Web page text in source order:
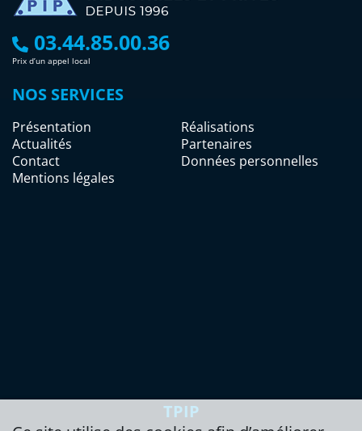
03.44.85.00.36
Prix d’un appel local
NOS SERVICES
Présentation
Réalisations
Actualités
Partenaires
Contact
Données personnelles
Mentions légales
TPIP